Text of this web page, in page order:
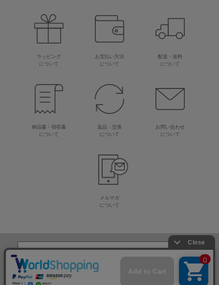
ラッピング
について
お支払い方法
について
配送・送料
について
納品書・領収書
について
返品・交換
について
お問い合わせ
について
メルマガ
について
生地・毛糸・手芸材料の専門店